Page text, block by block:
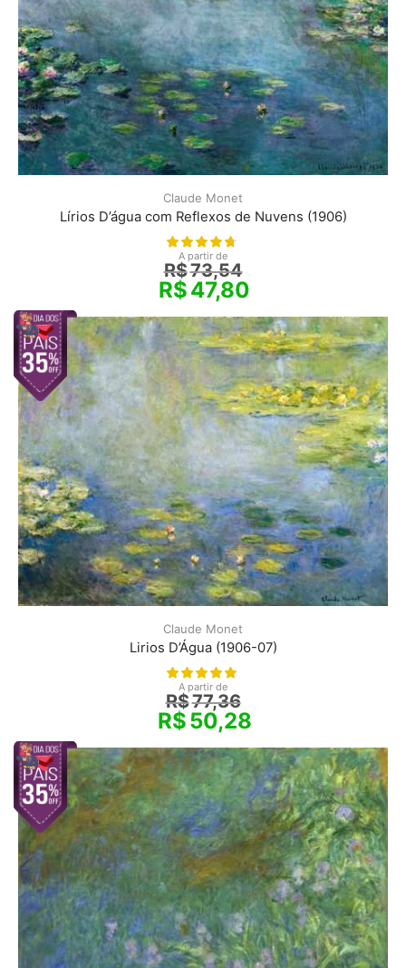
Claude Monet
Lírios D’água com Reflexos de Nuvens (1906)
A partir de
R$73,54
R$47,80
Claude Monet
Lirios D’Água (1906-07)
A partir de
R$77,36
R$50,28